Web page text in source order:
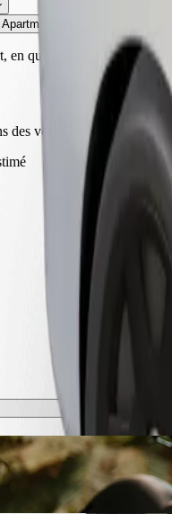
en quelques clics !
des voitures classiques de
vélo électrique
à trottinette ou à vélo